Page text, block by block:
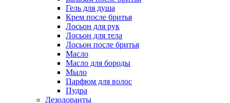
Гель для душа
Крем после бритья
Лосьон для рук
Лосьон для тела
Лосьон после бритья
Масло
Масло для бороды
Мыло
Парфюм для волос
Пудра
Дезодоранты